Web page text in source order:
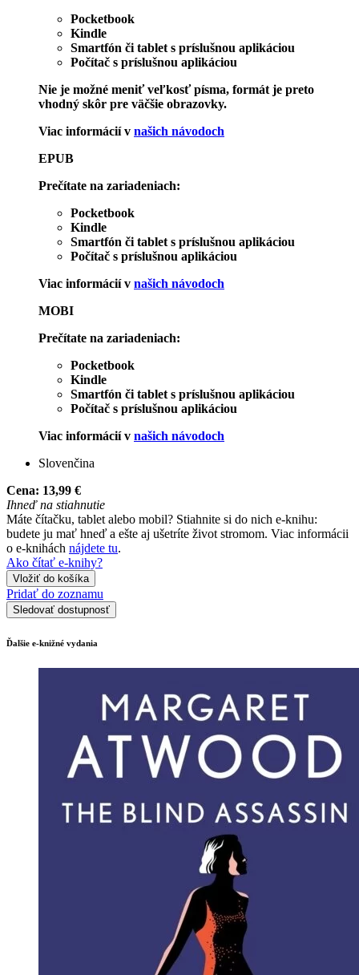
Pocketbook
Kindle
Smartfón či tablet s príslušnou aplikáciou
Počítač s príslušnou aplikáciou
Nie je možné meniť veľkosť písma, formát je preto
vhodný skôr pre väčšie obrazovky.
Viac informácií v našich návodoch
EPUB
Prečítate na zariadeniach:
Pocketbook
Kindle
Smartfón či tablet s príslušnou aplikáciou
Počítač s príslušnou aplikáciou
Viac informácií v našich návodoch
MOBI
Prečítate na zariadeniach:
Pocketbook
Kindle
Smartfón či tablet s príslušnou aplikáciou
Počítač s príslušnou aplikáciou
Viac informácií v našich návodoch
Slovenčina
Cena: 13,99 €
Ihneď na stiahnutie
Máte čítačku, tablet alebo mobil? Stiahnite si do nich e-knihu:
budete ju mať hneď a ešte aj ušetríte život stromom. Viac informácii
o e-knihách nájdete tu.
Ako čítať e-knihy?
Vložiť do košíka
Pridať do zoznamu
Sledovať dostupnosť
Ďalšie e-knižné vydania